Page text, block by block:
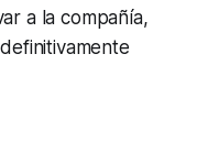
a la compañía,